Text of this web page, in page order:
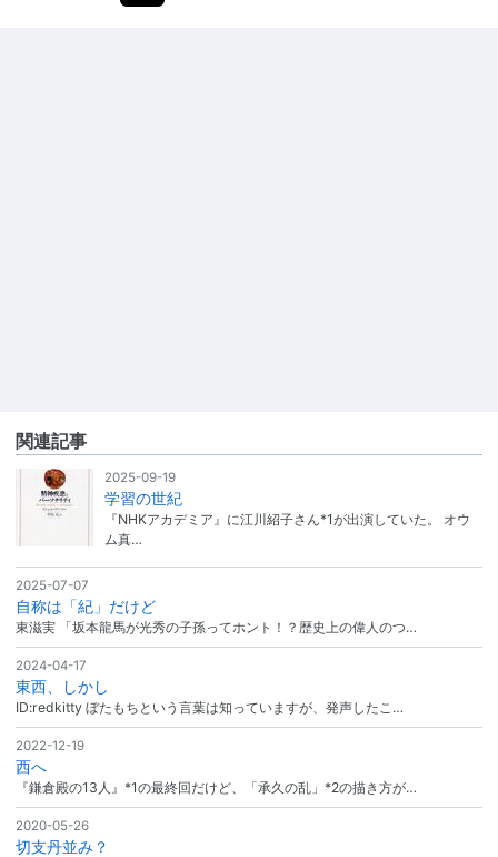
関連記事
2025-09-19
学習の世紀
『NHKアカデミア』に江川紹子さん*1が出演していた。 オウ
ム真…
2025-07-07
自称は「紀」だけど
東滋実 「坂本龍馬が光秀の子孫ってホント！？歴史上の偉人のつ…
2024-04-17
東西、しかし
ID:redkitty ぼたもちという言葉は知っていますが、発声したこ…
2022-12-19
西へ
『鎌倉殿の13人』*1の最終回だけど、「承久の乱」*2の描き方が…
2020-05-26
切支丹並み？